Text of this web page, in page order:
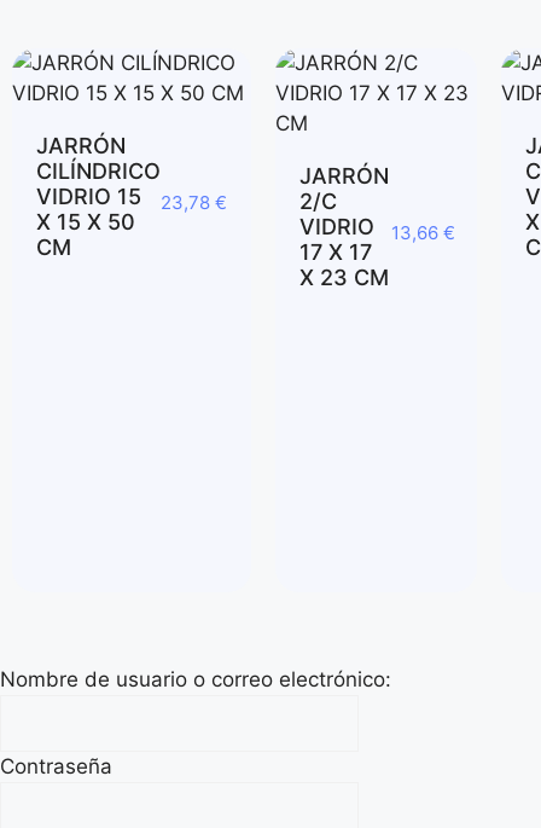
JARRÓN
CILÍNDRICO
VIDRIO 15
X 15 X 50
CM
23,78 €
JARRÓN
2/C
VIDRIO
17 X 17
X 23 CM
13,66€
Nombre de usuario o correo electrónico:
Contraseña